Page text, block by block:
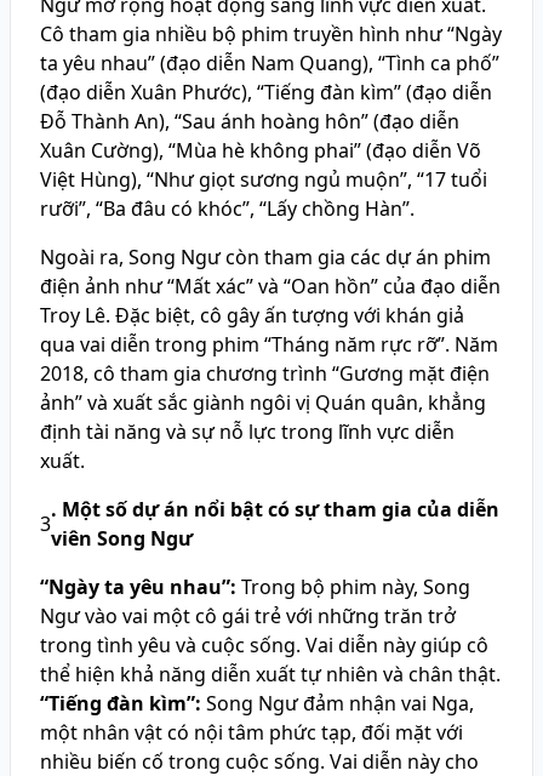
Cô tham gia nhiều bộ phim truyền hình như “Ngày
ta yêu nhau” (đạo diễn Nam Quang), “Tình ca phố”
(đạo diễn Xuân Phước), “Tiếng đàn kìm” (đạo diễn
Đỗ Thành An), “Sau ánh hoàng hôn” (đạo diễn
Xuân Cường), “Mùa hè không phai” (đạo diễn Võ
Việt Hùng), “Như giọt sương ngủ muộn”, “17 tuổi
rưỡi”, “Ba đâu có khóc”, “Lấy chồng Hàn”.
Ngoài ra, Song Ngư còn tham gia các dự án phim
điện ảnh như “Mất xác” và “Oan hồn” của đạo diễn
Troy Lê. Đặc biệt, cô gây ấn tượng với khán giả
qua vai diễn trong phim “Tháng năm rực rỡ”. Năm
2018, cô tham gia chương trình “Gương mặt điện
ảnh” và xuất sắc giành ngôi vị Quán quân, khẳng
định tài năng và sự nỗ lực trong lĩnh vực diễn
xuất.
3
. Một số dự án nổi bật có sự tham gia của diễn
viên Song Ngư
“Ngày ta yêu nhau”: Trong bộ phim này, Song
Ngư vào vai một cô gái trẻ với những trăn trở
trong tình yêu và cuộc sống. Vai diễn này giúp cô
thể hiện khả năng diễn xuất tự nhiên và chân thật.
“Tiếng đàn kìm”: Song Ngư đảm nhận vai Nga,
một nhân vật có nội tâm phức tạp, đối mặt với
nhiều biến cố trong cuộc sống. Vai diễn này cho